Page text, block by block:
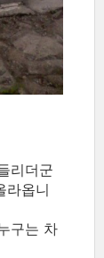
리더군
라옵니
구는 차